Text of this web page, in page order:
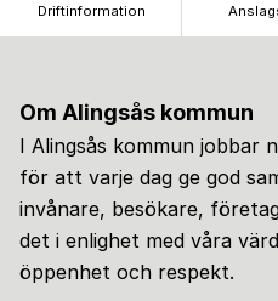
Driftinformation
Om Alingsås kommun
I Alingsås kommun jobbar
för att varje dag ge god
invånare, besökare,
det i enlighet med våra
öppenhet och respekt.